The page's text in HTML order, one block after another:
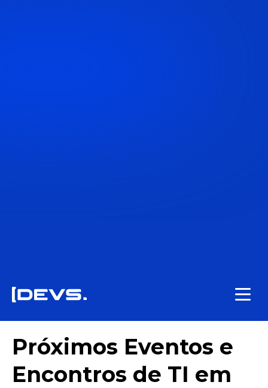
Próximos Eventos e
Encontros de TI em